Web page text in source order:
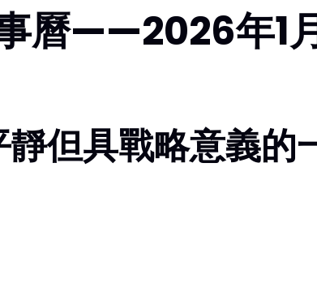
曆——2026年1
但具戰略意義的